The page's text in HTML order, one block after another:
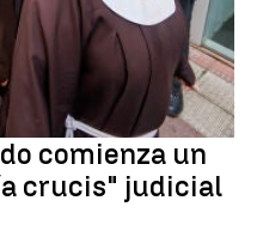
comienza un
crucis" judicial